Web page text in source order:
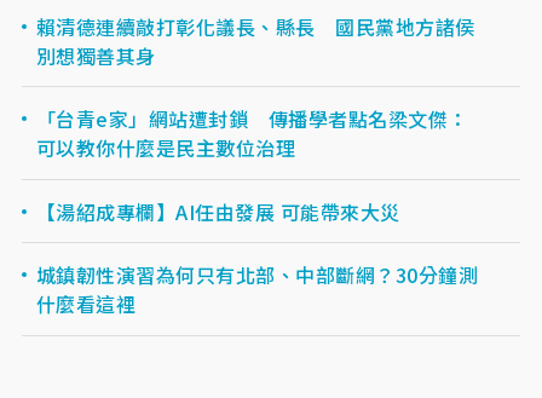
賴清德連續敲打彰化議長、縣長 國民黨地方諸侯
別想獨善其身
「台青e家」網站遭封鎖 傳播學者點名梁文傑：
可以教你什麼是民主數位治理
【湯紹成專欄】AI任由發展 可能帶來大災
城鎮韌性演習為何只有北部、中部斷網？30分鐘測
什麼看這裡